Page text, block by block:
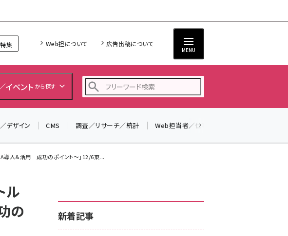
集 Web担について 広告出稿について
MENU
イベント から探す
z世代 (1622)
デザイン CMS 調査／リサーチ／統計 Web担当者／仕事
導入＆活用 成功のポイント～」12/6東...
ル
の
新着記事